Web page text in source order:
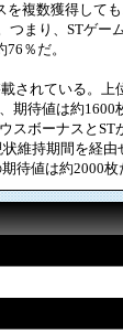
複数獲得して
つまり、STゲー
％だ。
されている。上
期待値は約1600
スボーナスとST
維持期間を経
待値は約2000枚